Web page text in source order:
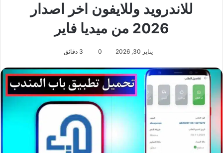
للاندرويد وللايفون اخر اصدار
2026 من ميديا فاير
يناير 30, 2026 0